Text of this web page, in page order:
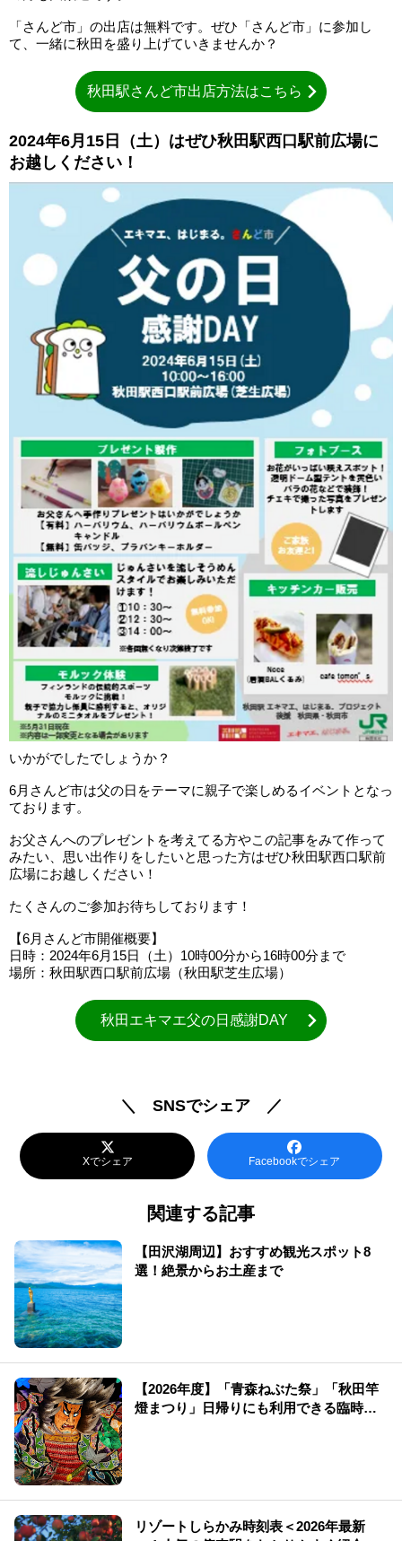
「さんど市」の出店は無料です。ぜひ「さんど市」に参加し
て、一緒に秋田を盛り上げていきませんか？
秋田駅さんど市出店方法はこちら
2024年6月15日（土）はぜひ秋田駅西口駅前広場に
お越しください！
いかがでしたでしょうか？
6月さんど市は父の日をテーマに親子で楽しめるイベントとなっ
ております。
お父さんへのプレゼントを考えてる方やこの記事をみて作って
みたい、思い出作りをしたいと思った方はぜひ秋田駅西口駅前
広場にお越しください！
たくさんのご参加お待ちしております！
【6月さんど市開催概要】
日時：2024年6月15日（土）10時00分から16時00分まで
場所：秋田駅西口駅前広場（秋田駅芝生広場）
秋田エキマエ父の日感謝DAY
＼ SNSでシェア ／
Xでシェア Facebookでシェア
関連する記事
【田沢湖周辺】おすすめ観光スポット8
選！絶景からお土産まで
【2026年度】「青森ねぶた祭」「秋田竿
燈まつり」日帰りにも利用できる臨時新
リゾートしらかみ時刻表＜2026年最新